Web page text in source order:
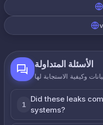
الأسئلة المتداولة
وكيفية الاستجابة لها
1
Did these leaks
systems?